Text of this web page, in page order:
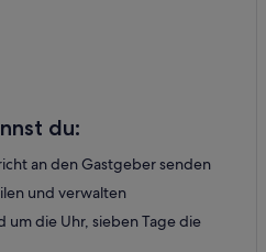
du:
an den Gastgeber senden
und verwalten
um die Uhr, sieben Tage die